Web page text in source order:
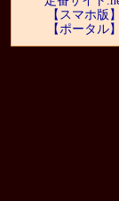
【スマホ版】
【ポータル】